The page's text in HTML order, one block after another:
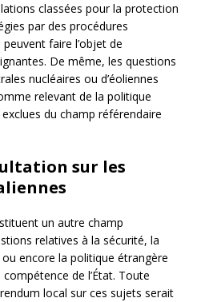
classées pour la protection
par des procédures
faire l’objet de
De même, les questions
nucléaires ou d’éoliennes
relevant de la politique
du champ référendaire
sur les
un autre champ
relatives à la sécurité, la
encore la politique étrangère
de l’État. Toute
local sur ces sujets serait